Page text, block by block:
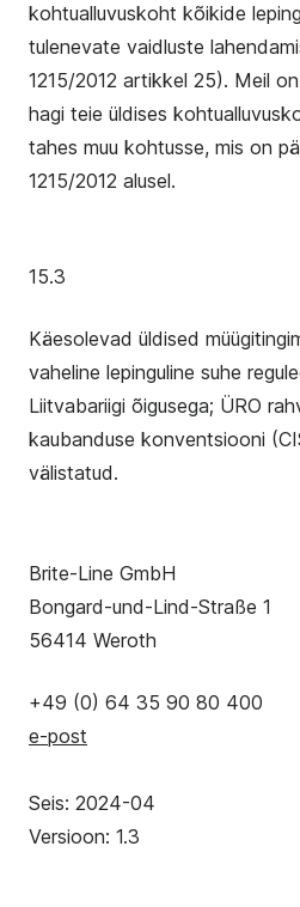
kohtualluvuskoht kõikide
tulenevate vaidluste
1215/2012 artikkel 25). Meil
hagi teie üldises
tahes muu kohtusse, mis on
1215/2012 alusel.
15.3
Käesolevad üldised
vaheline lepinguline suhe
Liitvabariigi õigusega; ÜRO
kaubanduse konventsiooni
välistatud.
Brite-Line GmbH
Bongard-und-Lind-Straße 1
56414 Weroth
+49 (0) 64 35 90 80 400
e-post
Seis: 2024-04
Versioon: 1.3